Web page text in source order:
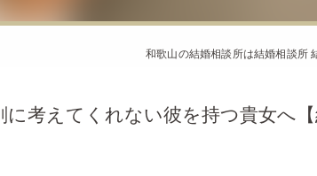
和歌山の結婚相談所は結婚相談所
考えてくれない彼を持つ貴女へ【